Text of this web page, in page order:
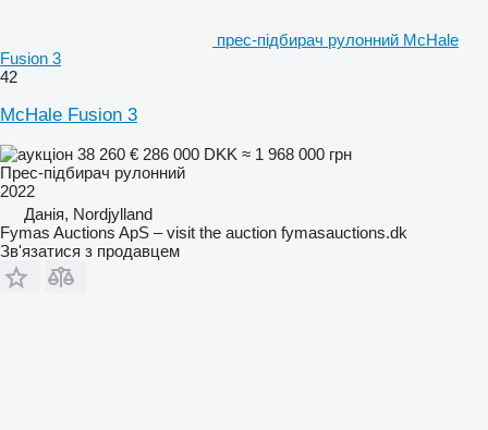
прес-підбирач рулонний McHale
Fusion 3
42
McHale Fusion 3
38 260 € 286 000 DKK ≈ 1 968 000 грн
Прес-підбирач рулонний
2022
Данія, Nordjylland
Fymas Auctions ApS – visit the auction fymasauctions.dk
Зв'язатися з продавцем